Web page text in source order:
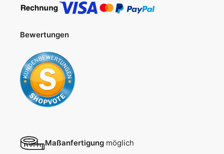
Bewertungen
Maßanfertigung möglich